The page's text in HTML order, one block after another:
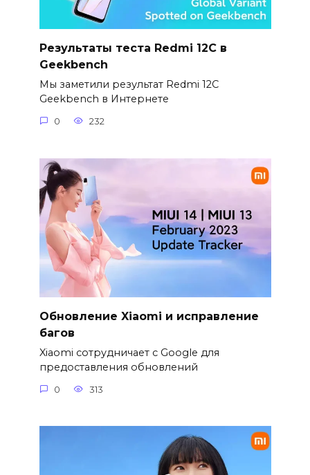
Результаты теста Redmi 12C в
Geekbench
Мы заметили результат Redmi 12C
Geekbench в Интернете
0 232
Обновление Xiaomi и исправление
багов
Xiaomi сотрудничает с Google для
предоставления обновлений
0 313